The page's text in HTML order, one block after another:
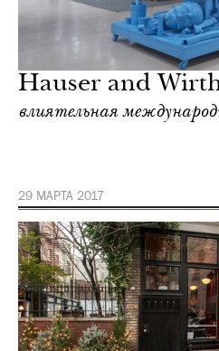
Hauser and
влиятельная
29 МАРТА 2017
Йорк